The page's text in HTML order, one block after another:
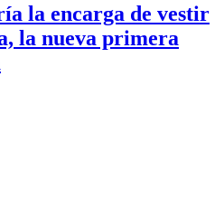
la encarga de vestir
la nueva primera